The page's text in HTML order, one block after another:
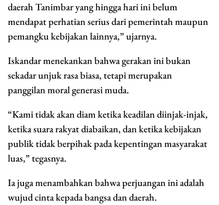
daerah Tanimbar yang hingga hari ini belum
mendapat perhatian serius dari pemerintah maupun
pemangku kebijakan lainnya,” ujarnya.
Iskandar menekankan bahwa gerakan ini bukan
sekadar unjuk rasa biasa, tetapi merupakan
panggilan moral generasi muda.
“Kami tidak akan diam ketika keadilan diinjak-injak,
ketika suara rakyat diabaikan, dan ketika kebijakan
publik tidak berpihak pada kepentingan masyarakat
luas,” tegasnya.
Ia juga menambahkan bahwa perjuangan ini adalah
wujud cinta kepada bangsa dan daerah.